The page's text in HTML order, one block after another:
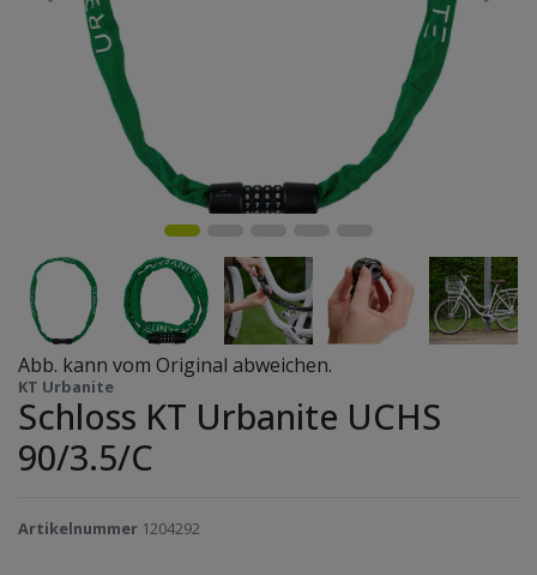
Abb. kann vom Original abweichen.
KT Urbanite
Schloss KT Urbanite UCHS
90/3.5/C
Artikelnummer 1204292